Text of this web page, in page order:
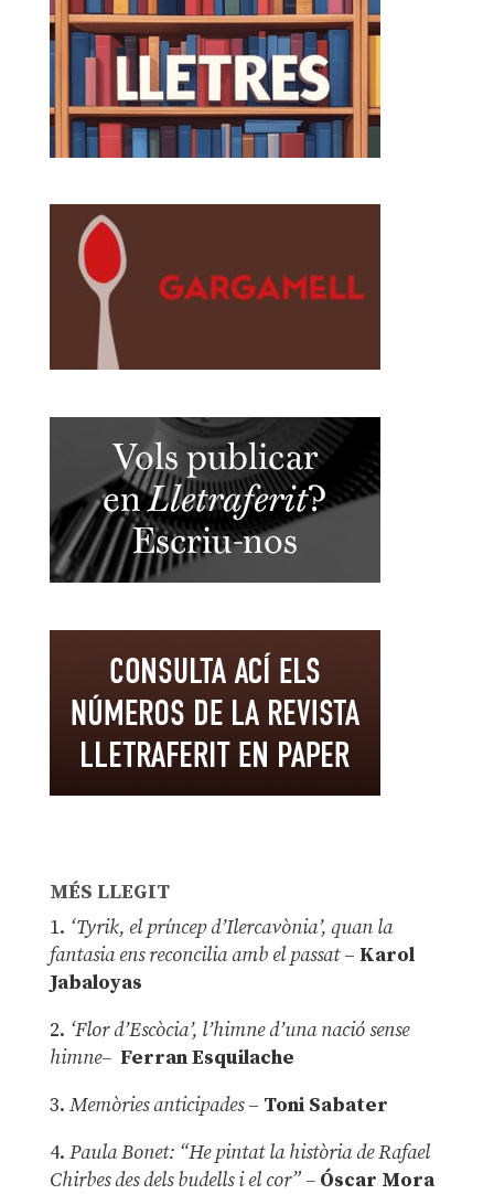
MÉS LLEGIT
1. ‘Tyrik, el príncep d’Ilercavònia’, quan la
fantasia ens reconcilia amb el passat– Karol
Jabaloyas
2. ‘Flor d’Escòcia’, l’himne d’una nació sense
himne– Ferran Esquilache
3. Memòries anticipades– Toni Sabater
4. Paula Bonet: “He pintat la història de Rafael
Chirbes des dels budells i el cor” –Óscar Mora